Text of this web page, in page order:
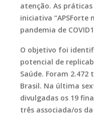
atenção. As
iniciativa “APSForte
pandemia de
O objetivo foi
potencial de
Saúde. Foram
Brasil. Na última
divulgadas os 19
três associada/os da